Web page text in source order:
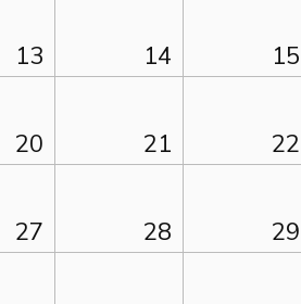
13 14 15
20 21 22
27 28 29